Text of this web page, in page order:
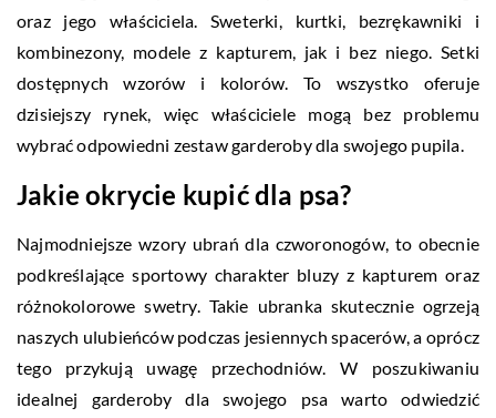
oraz jego właściciela. Sweterki, kurtki, bezrękawniki i
kombinezony, modele z kapturem, jak i bez niego. Setki
dostępnych wzorów i kolorów. To wszystko oferuje
dzisiejszy rynek, więc właściciele mogą bez problemu
wybrać odpowiedni zestaw garderoby dla swojego pupila.
Jakie okrycie kupić dla psa?
Najmodniejsze wzory ubrań dla czworonogów, to obecnie
podkreślające sportowy charakter bluzy z kapturem oraz
różnokolorowe swetry. Takie ubranka skutecznie ogrzeją
naszych ulubieńców podczas jesiennych spacerów, a oprócz
tego przykują uwagę przechodniów. W poszukiwaniu
idealnej garderoby dla swojego psa warto odwiedzić